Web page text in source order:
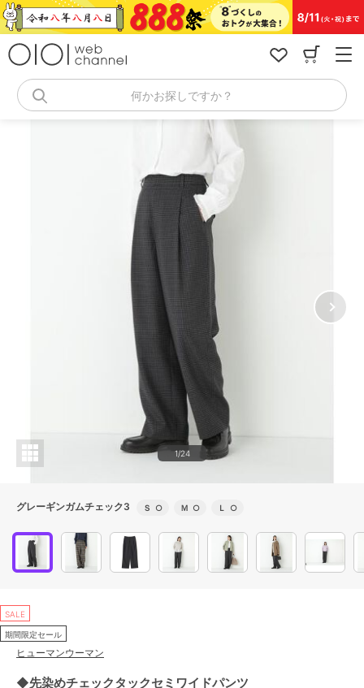
コ
ン
何かお探しですか？
1/24
グレーギンガムチェック3 Ｓ ○ Ｍ ○ Ｌ ○
SALE
期間限定セール
ヒューマンウーマン
◆先染めチェックタックセミワイドパンツ